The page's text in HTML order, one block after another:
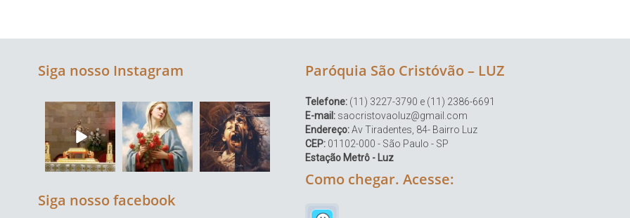
Siga nosso Instagram
Siga nosso facebook
Paróquia São Cristóvão – LUZ
Telefone: (11) 3227-3790 e (11) 2386-6691
E-mail: saocristovaoluz@gmail.com
Endereço:Av Tiradentes, 84- Bairro Luz
CEP: 01102-000 - São Paulo - SP
Estação Metrô - Luz
Como chegar. Acesse: